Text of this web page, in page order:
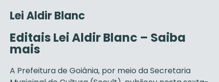
Lei Aldir Blanc
Editais Lei Aldir Blanc – Saiba
mais
A Prefeitura de Goiânia, por meio da Secretaria